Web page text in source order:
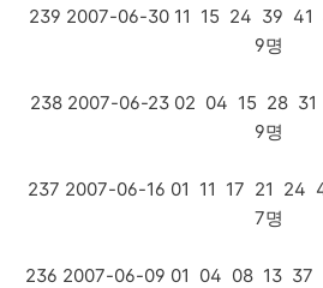
239 2007-06-30 11 15 24 39 41
9명
238 2007-06-23 02 04 15 28 31
9명
237 2007-06-16 01 11 17 21 24
7명
236 2007-06-09 01 04 08 13 37